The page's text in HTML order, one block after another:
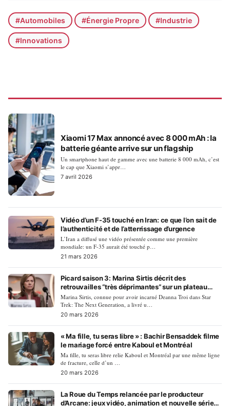
#Automobiles #Énergie Propre #Industrie
#Innovations
Xiaomi 17 Max annoncé avec 8 000 mAh : la
batterie géante arrive sur un flagship
Un smartphone haut de gamme avec une batterie 8 000 mAh, c’est
le cap que Xiaomi s’appr…
7 avril 2026
Vidéo d’un F-35 touché en Iran: ce que l’on sait de
l’authenticité et de l’atterrissage d’urgence
L’Iran a diffusé une vidéo présentée comme une première
mondiale: un F-35 aurait été touché p…
21 mars 2026
Picard saison 3: Marina Sirtis décrit des
retrouvailles “très déprimantes” sur un plateau
changé
Marina Sirtis, connue pour avoir incarné Deanna Troi dans Star
Trek: The Next Generation, a livré u…
20 mars 2026
« Ma fille, tu seras libre » : Bachir Bensaddek filme
le mariage forcé entre Kaboul et Montréal
Ma fille, tu seras libre relie Kaboul et Montréal par une même ligne
de fracture, celle d’un …
20 mars 2026
La Roue du Temps relancée par le producteur
d’Arcane: jeux vidéo, animation et nouvelle série